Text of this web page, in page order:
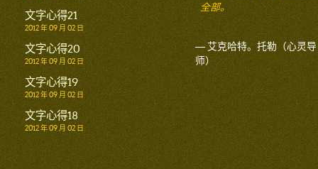
文字心得21
2012 年 09 月 02 日
文字心得20
2012 年 09 月 02 日
文字心得19
2012 年 09 月 02 日
文字心得18
2012 年 09 月 02 日
全部。
— 艾克哈特。托勒（心灵导
师）